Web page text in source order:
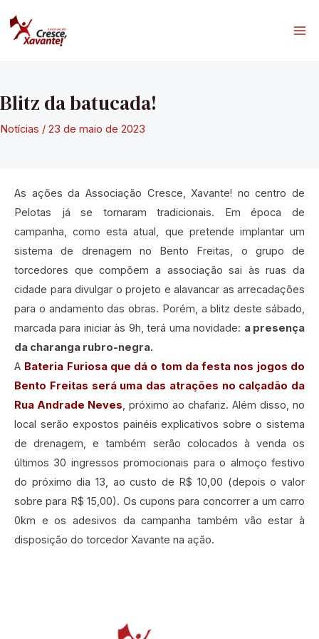
para
Blitz da batucada!
Notícias / 23 de maio de 2023
As ações da Associação Cresce, Xavante! no centro de
Pelotas já se tornaram tradicionais. Em época de
campanha, como esta atual, que pretende implantar um
sistema de drenagem no Bento Freitas, o grupo de
torcedores que compõem a associação sai às ruas da
cidade para divulgar o projeto e alavancar as arrecadações
para o andamento das obras. Porém, a blitz deste sábado,
marcada para iniciar às 9h, terá uma novidade: a presença
da charanga rubro-negra.
A Bateria Furiosa que dá o tom da festa nos jogos do
Bento Freitas será uma das atrações no calçadão da
Rua Andrade Neves , próximo ao chafariz. Além disso, no
local serão expostos painéis explicativos sobre o sistema
de drenagem, e também serão colocados à venda os
últimos 30 ingressos promocionais para o almoço festivo
do próximo dia 13, ao custo de R$ 10,00 (depois o valor
sobre para R$ 15,00). Os cupons para concorrer a um carro
0km e os adesivos da campanha também vão estar à
disposição do torcedor Xavante na ação.